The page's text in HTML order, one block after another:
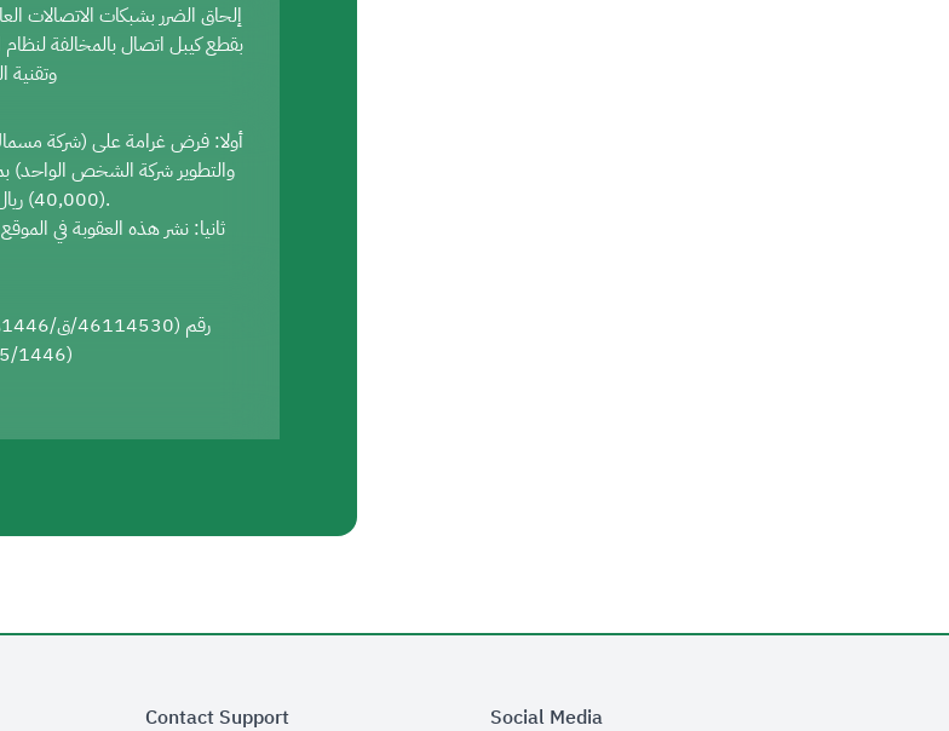
إلحاق الضرر بشبكات الاتصالات
بقطع كيبل اتصال بالمخالفة لنظام
وتقنية
أولا: فرض غرامة على (شركة
والتطوير شركة الشخص الواحد)
(40,000) ريال سعودي.
ثانيا: نشر هذه العقوبة في الموقع
(09/05/1446هـ)
Contact Support Social Media